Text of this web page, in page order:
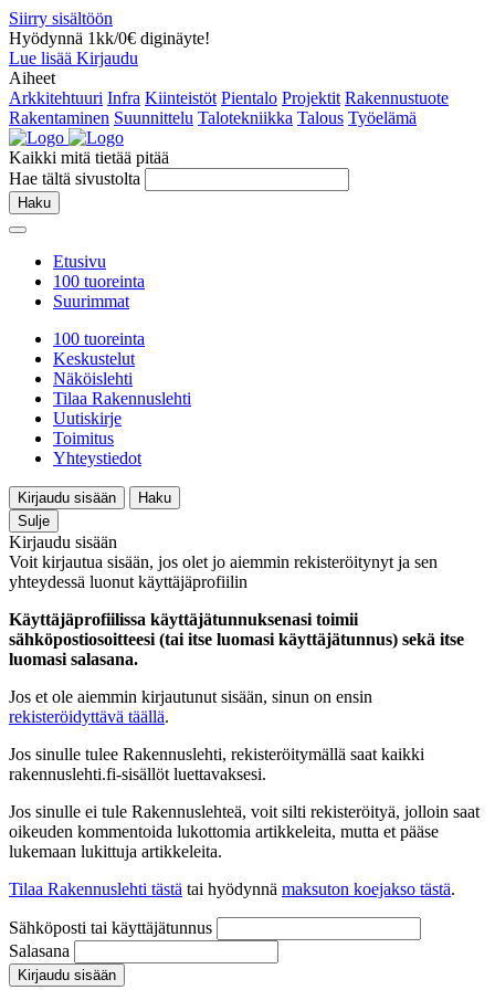
Siirry sisältöön
Hyödynnä 1kk/0€ diginäyte!
Lue lisää Kirjaudu
Aiheet
Arkkitehtuuri Infra Kiinteistöt Pientalo Projektit Rakennustuote
Rakentaminen Suunnittelu Talotekniikka Talous Työelämä
Kaikki mitä tietää pitää
Hae tältä sivustolta
Haku
Etusivu
100 tuoreinta
Suurimmat
100 tuoreinta
Keskustelut
Näköislehti
Tilaa Rakennuslehti
Uutiskirje
Toimitus
Yhteystiedot
Kirjaudu sisään
Haku
Sulje
Kirjaudu sisään
Voit kirjautua sisään, jos olet jo aiemmin rekisteröitynyt ja sen
yhteydessä luonut käyttäjäprofiilin
Käyttäjäprofiilissa käyttäjätunnuksenasi toimii
sähköpostiosoitteesi (tai itse luomasi käyttäjätunnus) sekä itse
luomasi salasana.
Jos et ole aiemmin kirjautunut sisään, sinun on ensin
rekisteröidyttävä täällä.
Jos sinulle tulee Rakennuslehti, rekisteröitymällä saat kaikki
rakennuslehti.fi-sisällöt luettavaksesi.
Jos sinulle ei tule Rakennuslehteä, voit silti rekisteröityä, jolloin saat
oikeuden kommentoida lukottomia artikkeleita, mutta et pääse
lukemaan lukittuja artikkeleita.
Tilaa Rakennuslehti tästä tai hyödynnä maksuton koejakso tästä.
Sähköposti tai käyttäjätunnus
Salasana
Kirjaudu sisään